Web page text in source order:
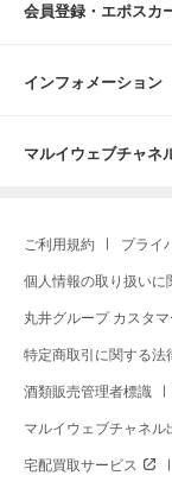
会員登録・エポスカ
インフォメーション
マルイウェブチャネ
ご利用規約 プライ
個人情報の取り扱いに
丸井グループ カスタ
特定商取引に関する法
酒類販売管理者標識
マルイウェブチャネ
宅配買取サービス